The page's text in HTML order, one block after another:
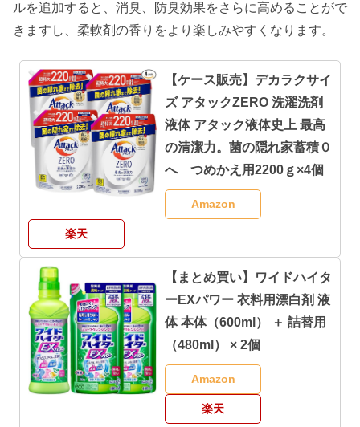
ルを追加すると、消臭、防臭効果をさらに高めることがで
きますし、柔軟剤の香りをより楽しみやすくなります。
【ケース販売】デカラクサイ
ズ アタックZERO 洗濯洗剤
液体 アタック液体史上 最高
の清潔力。菌の隠れ家蓄積０
へ つめかえ用2200ｇ×4個
Amazon
楽天
【まとめ買い】ワイドハイタ
ーEXパワー 衣料用漂白剤 液
体 本体（600ml） ＋ 詰替用
（480ml） × 2個
Amazon
楽天